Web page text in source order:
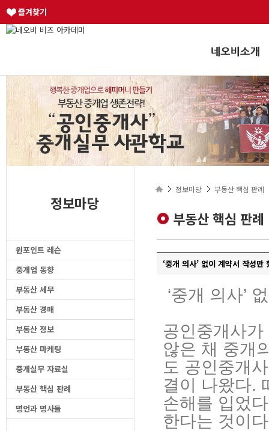
즐겨찾기
정보마당
원포인트 레슨
중개업 동향
부동산 세무
부동산 경매
부동산 정보
부동산 마케팅
중개실무 자료실
부동산 핵심 판례
명언과 명사들
정보마당 부동산 핵심 판례
부동산 핵심 판례
‘중개 의사’ 없이 계약서 작성만
‘중개 의사’
공인중개사
않은 채 중개
도 공인중개
결이 나왔다.
손해를 입었
한다는 것이